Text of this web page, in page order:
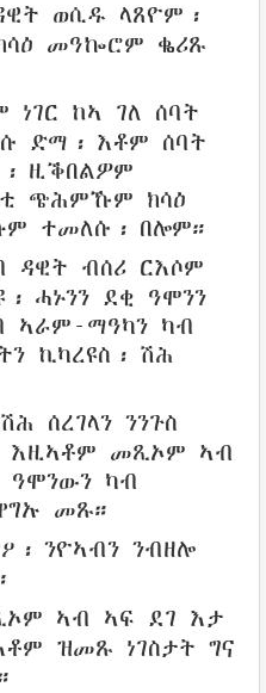
ወሲዱ ላጸዮም ፡
መዓኰሮም ቈሪጹ
ነገር ከኣ ገለ ሰባት
ድማ፡ እቶም ሰባት
ዚቕበልዎም
ጭሕምኹም ክሳዕ
ተመለሱ ፡ በሎም።
ዳዊት ብሰሪ ርእሶም
፡ ሓኑንን ደቂ ዓሞንን
ኣራም-ማዓካን ካብ
ኪካረዩስ ፡ ሽሕ
ሽሕ ሰረገላን ንንጉስ
እዚኣቶም መጺኦም ኣብ
ዓሞንውን ካብ
መጹ።
፡ ንዮኣብን ንብዘሎ
ኣብ ኣፍ ደገ እታ
ዝመጹ ነገስታት ግና